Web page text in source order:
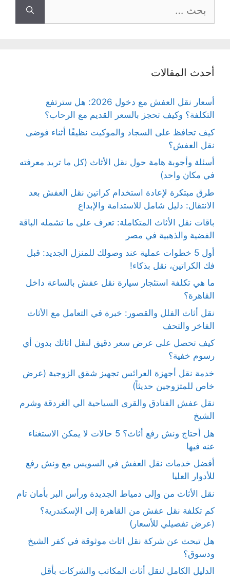
عن:
أحدث المقالات
أسعار نقل العفش مع دخول 2026: هل سترتفع
التكلفة؟ وكيف تحجز بالسعر القديم مع الرحاب؟
كيف تحافظ على السجاد والموكيت نظيفًا أثناء فوضى
نقل العفش؟
أسئلة وأجوبة هامة حول نقل الأثاث (كل ما تريد معرفته
في مكان واحد)
طرق مبتكرة لإعادة استخدام كراتين نقل العفش بعد
الانتقال: دليل شامل للاستدامة والإبداع
باقات نقل الأثاث المتكاملة: تعرف على ما تشمله الباقة
الفضية والذهبية في مصر
أول 5 خطوات عملية عند وصولك للمنزل الجديد: قبل
فك الكراتين، نقل بذكاء!
ما هي تكلفة استئجار سيارة نقل عفش بالساعة داخل
القاهرة؟
نقل أثاث الفلل والقصور: خبرة في التعامل مع الأثاث
الفاخر والتحف
كيف تحصل على عرض سعر دقيق لنقل اثاثك بدون أي
رسوم خفية؟
خدمة نقل أجهزة العرائس تجهيز شقق الزوجية (عرض
خاص للمتزوجين حديثاً)
نقل عفش الفنادق والقرى السياحية الي الغردقة وشرم
الشيخ
هل أحتاج ونش رفع أثاث؟ 5 حالات لا يمكن الاستغناء
عنه فيها
أفضل خدمات نقل العفش في السويس مع ونش رفع
للأدوار العليا
نقل الأثاث من وإلى دمياط الجديدة ورأس البر بأمان تام
كم تكلفة نقل عفش من القاهرة إلى الإسكندرية؟
(عرض تفصيلي للأسعار)
هل تبحث عن شركة نقل اثاث موثوقة في كفر الشيخ
ودسوق؟
الدليل الكامل لنقل أثاث المكاتب والشركات بأقل